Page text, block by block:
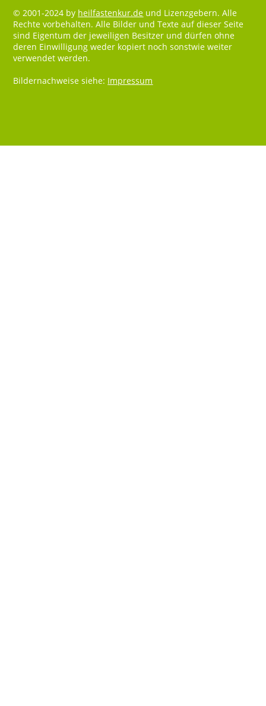
© 2001-2024 by heilfastenkur.de und Lizenzgebern. Alle
Rechte vorbehalten. Alle Bilder und Texte auf dieser Seite
sind Eigentum der jeweiligen Besitzer und dürfen ohne
deren Einwilligung weder kopiert noch sonstwie weiter
verwendet werden.
Bildernachweise siehe: Impressum